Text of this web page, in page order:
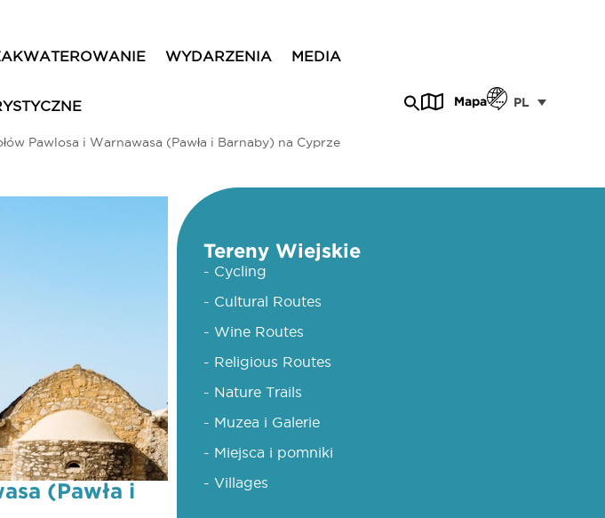
WYDARZENIA MEDIA
Mapa PL
Pawlosa i Warnawasa (Pawła i Barnaby) na Cyprze
(Pawła i
Tereny Wiejskie
- Cycling
- Cultural Routes
- Wine Routes
- Religious Routes
- Nature Trails
- Muzea i Galerie
- Miejsca i pomniki
- Villages